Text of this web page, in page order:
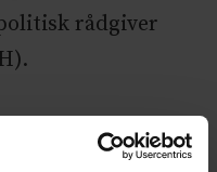
rådgiver